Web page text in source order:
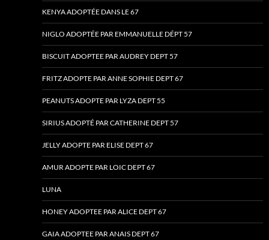
KENYA ADOPTÉE DANS LE 67
NIGLO ADOPTÉE PAR EMMANUELLE DÉPT 57
BISCUIT ADOPTEE PAR AUDREY DEPT 57
FRITZ ADOPTE PAR ANNE SOPHIE DEPT 67
PEANUTS ADOPTE PAR LYZA DEPT 55
SIRIUS ADOPTÉ PAR CATHERINE DEPT 57
JELLY ADOPTE PAR ELISE DEPT 67
AMUR ADOPTE PAR LOIC DEPT 67
LUNA
HONEY ADOPTEE PAR ALICE DEPT 67
GAIA ADOPTEE PAR ANAIS DEPT 67